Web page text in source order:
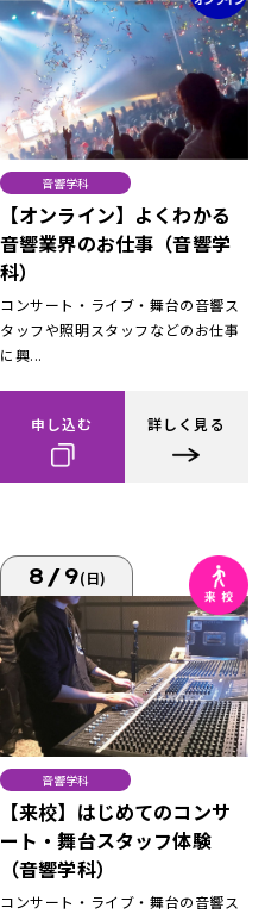
音響学科
【オンライン】よくわかる
音響業界のお仕事（音響学
科）
コンサート・ライブ・舞台の音響ス
タッフや照明スタッフなどのお仕事
に興...
申し込む 詳しく見る
8/9(日)
音響学科
【来校】はじめてのコンサ
ート・舞台スタッフ体験
（音響学科）
コンサート・ライブ・舞台の音響ス